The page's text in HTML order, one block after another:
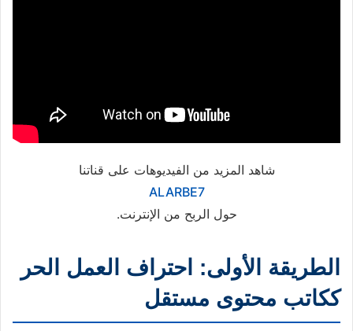
شاهد المزيد من الفيديوهات على قناتنا
ALARBE7
حول الربح من الإنترنت.
الطريقة الأولى: احتراف العمل الحر
ككاتب محتوى مستقل